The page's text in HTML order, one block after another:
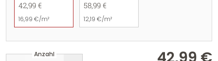
42,99 €
16,99 €/m²
58,99 €
12,19 €/m²
Anzahl